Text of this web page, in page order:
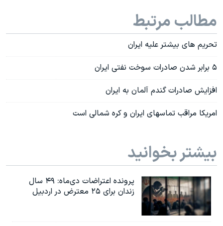
مطالب مرتبط
تحریم های بیشتر علیه ایران
۵ برابر شدن صادرات سوخت نفتی ایران
افزایش صادرات گندم آلمان به ایران
امریکا مراقب تماسهای ایران و کره شمالی است
بیشتر بخوانید
پرونده اعتراضات دی‌ماه: ۴۹ سال
زندان برای ۲۵ معترض در اردبیل